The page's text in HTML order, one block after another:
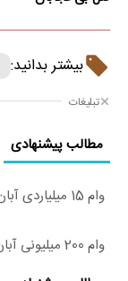
بیشتر بدانید:
تبلیغات
مطالب پیشنهادی
وام 15 میلیاردی آبان تتر | فوری، فقط با احراز هویت
وام 200 میلیونی آبان تتر. همین الان احراز هویت کن!